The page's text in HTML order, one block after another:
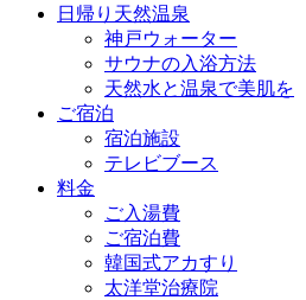
日帰り天然温泉
神戸ウォーター
サウナの入浴方法
天然水と温泉で美肌を
ご宿泊
宿泊施設
テレビブース
料金
ご入湯費
ご宿泊費
韓国式アカすり
太洋堂治療院